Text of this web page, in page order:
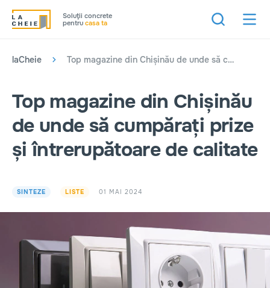
Soluţii concrete
pentru casa ta
laCheie Top magazine din Chișinău de unde să cumpărați prize și întrerupătoare de calitate
Top magazine din Chișinău
de unde să cumpărați prize
și întrerupătoare de calitate
SINTEZE LISTE 01 MAI 2024